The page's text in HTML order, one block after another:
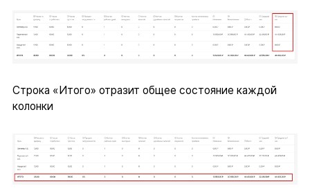
Строка «Итого» отразит общее состояние каждой
колонки